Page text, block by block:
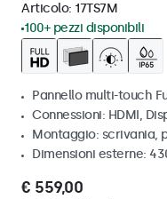
Articolo: 17TS7M
100+ pezzi disponibili
Pannello multi-touch
Connessioni: HDMI,
Montaggio: scrivania,
Dimensioni esterne:
€ 559,00